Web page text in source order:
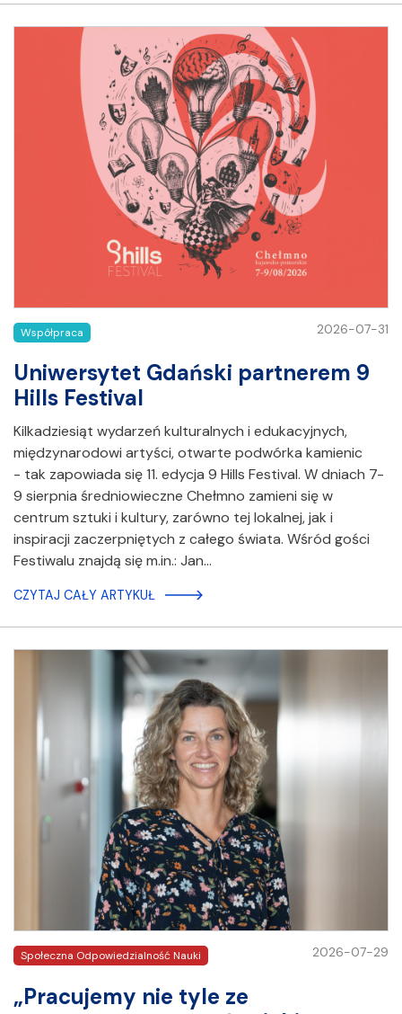
Współpraca 2026-07-31
Uniwersytet Gdański partnerem 9
Hills Festival
Kilkadziesiąt wydarzeń kulturalnych i edukacyjnych,
międzynarodowi artyści, otwarte podwórka kamienic
- tak zapowiada się 11. edycja 9 Hills Festival. W dniach 7-
9 sierpnia średniowieczne Chełmno zamieni się w
centrum sztuki i kultury, zarówno tej lokalnej, jak i
inspiracji zaczerpniętych z całego świata. Wśród gości
Festiwalu znajdą się m.in.: Jan…
CZYTAJ CAŁY ARTYKUŁ
Społeczna Odpowiedzialność Nauki 2026-07-29
„Pracujemy nie tyle ze